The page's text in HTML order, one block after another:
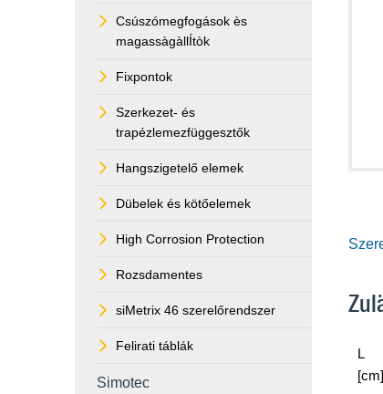
Csúszómegfogások ès
magassàgàllÍtòk
Fixpontok
Szerkezet- és
trapézlemezfüggesztők
Hangszigetelő elemek
Dübelek és kötőelemek
High Corrosion Protection
Rozsdamentes
siMetrix 46 szerelőrendszer
Felirati táblák
Simotec
L
[cm]